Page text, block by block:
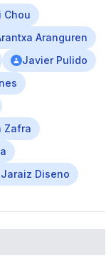
Chou
Aranguren
Javier Pulido
Zafra
Diseno